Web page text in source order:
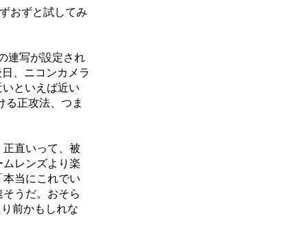
おずと試してみ
連写が設定され
、ニコンカメラ
といえば近い
る正攻法、つま
直いって、被
レンズより楽
当にこれでい
うだ。おそら
前かもしれな